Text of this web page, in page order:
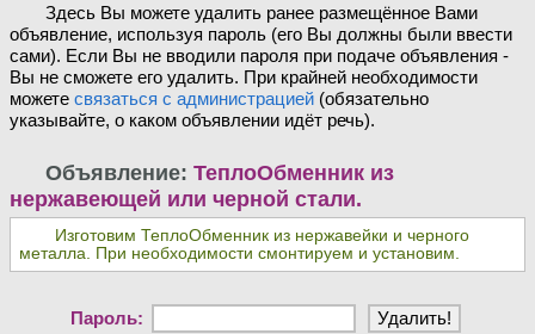
Здесь Вы можете удалить ранее размещённое Вами
объявление, используя пароль (его Вы должны были ввести
сами). Если Вы не вводили пароля при подаче объявления -
Вы не сможете его удалить. При крайней необходимости
можете связаться с администрацией(обязательно
указывайте, о каком объявлении идёт речь).
Объявление:ТеплоОбменник из
нержавеющей или черной стали.
Изготовим ТеплоОбменник из нержавейки и черного
металла. При необходимости смонтируем и установим.
Пароль: